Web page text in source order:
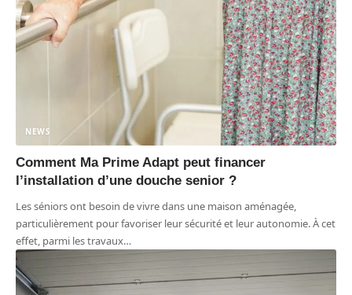
NEWS
Comment Ma Prime Adapt peut financer
l’installation d’une douche senior ?
Les séniors ont besoin de vivre dans une maison aménagée,
particulièrement pour favoriser leur sécurité et leur autonomie. À cet
effet, parmi les travaux…